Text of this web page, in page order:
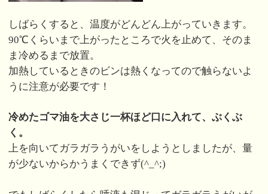
しばらくすると、温度がどんどん上がっていきます。
90℃くらいまで上がったところで火を止めて、そのま
ま冷めるまで放置。
加熱しているときのビンは熱くなってので触らないよ
うに注意が必要です！
冷めたゴマ油を大さじ一杯ほど口に入れて、ぶくぶ
く。
上を向いてガラガラうがいをしようとしましたが、量
が少ないからかうまくできず(^_^;)